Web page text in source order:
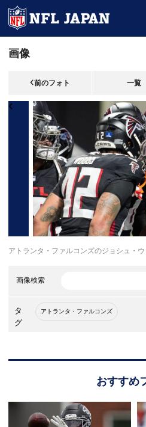
画像
前のフォト 一覧
アトランタ・ファルコンズのジョシュ・
画像検索
タ
グ
アトランタ・ファルコンズ
おすすめ